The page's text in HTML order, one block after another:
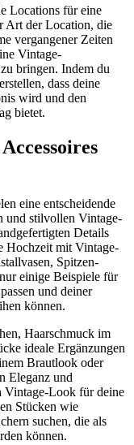
Locations für eine
Art der Location, die
vergangener Zeiten
Vintage-
bringen. Indem du
dass deine
wird und den
bietet.
eine entscheidende
und stilvollen Vintage-
Details
Hochzeit mit Vintage-
Spitzen-
einige Beispiele für
und deiner
können.
Haarschmuck im
ideale Ergänzungen
Brautlook oder
Eleganz und
Vintage-Look für deine
Stücken wie
suchen, die als
können.